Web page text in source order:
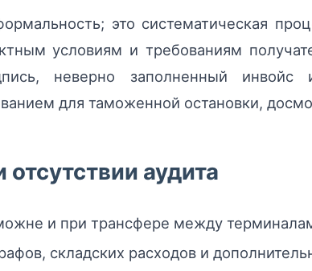
это систематическая
условиям и требованиям
неверно заполненный инвойс
для таможенной остановки,
аудита
и при трансфере между
складских расходов и